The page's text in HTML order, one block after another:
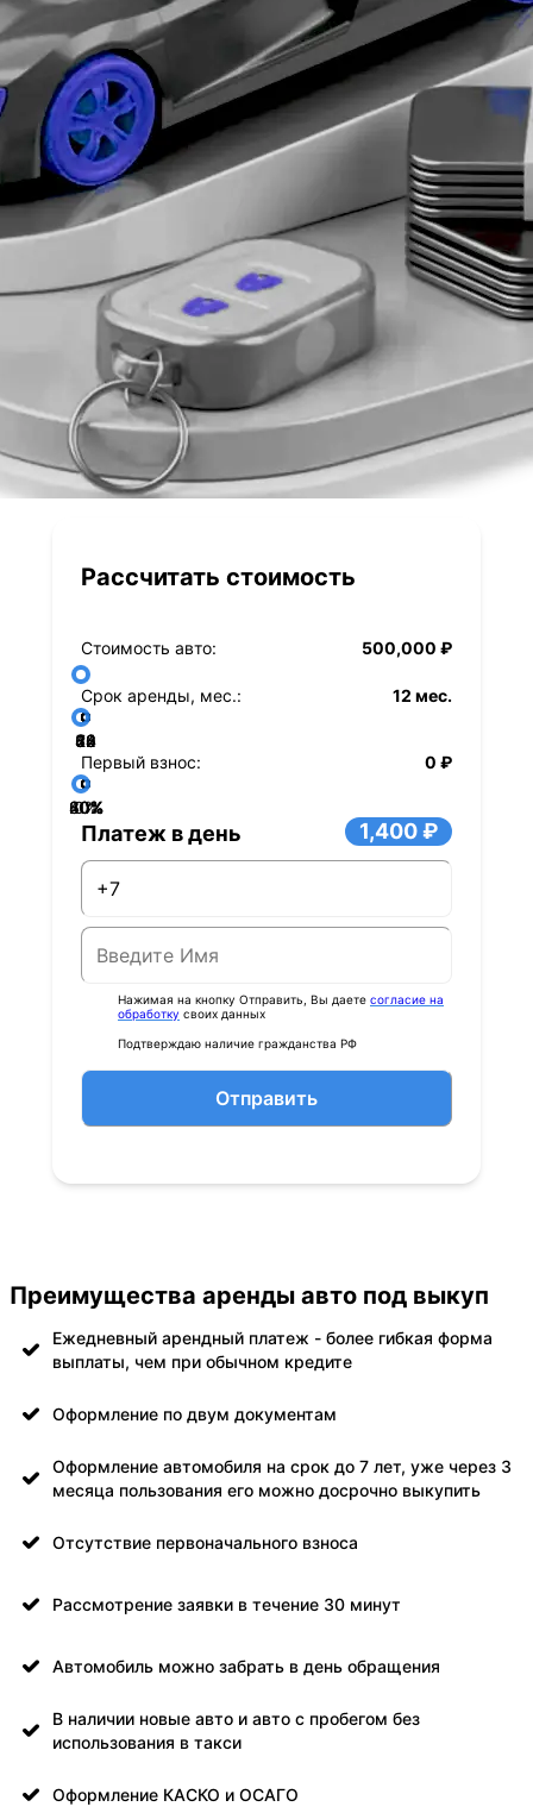
Рассчитать стоимость
Стоимость авто: 500,000 ₽
Срок аренды, мес.: 12 мес.
12
24
36
48
60
72
84
Первый взнос:
0 ₽
0%
20%
40%
60%
80%
Платеж в день 1,400 ₽
Нажимая на кнопку Отправить, Вы даете согласие на
обработку своих данных
Подтверждаю наличие гражданства РФ
Отправить
Преимущества аренды авто под выкуп
Ежедневный арендный платеж - более гибкая форма
выплаты, чем при обычном кредите
Оформление по двум документам
Оформление автомобиля на срок до 7 лет, уже через 3
месяца пользования его можно досрочно выкупить
Отсутствие первоначального взноса
Рассмотрение заявки в течение 30 минут
Автомобиль можно забрать в день обращения
В наличии новые авто и авто с пробегом без
использования в такси
Оформление КАСКО и ОСАГО